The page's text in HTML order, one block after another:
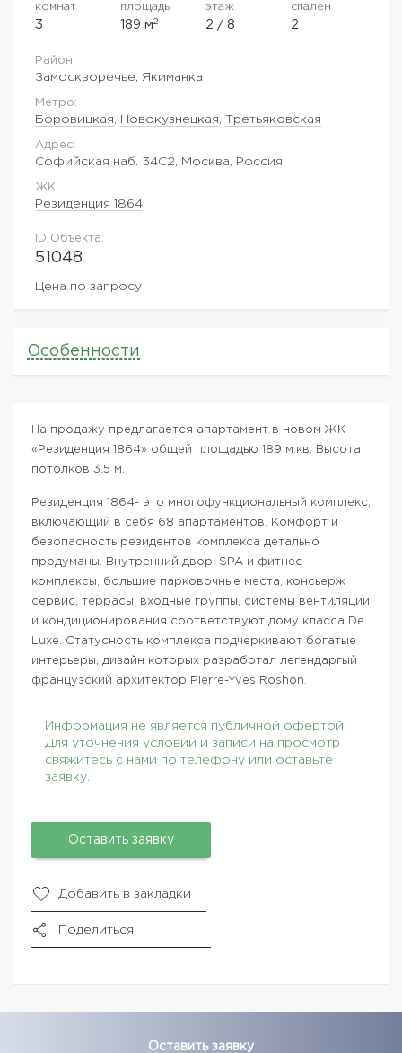
комнат
3
площадь
189 м2
этаж
2 / 8
спален
2
Район:
Замоскворечье, Якиманка
Метро:
Боровицкая Новокузнецкая Третьяковская
Адрес:
Софийская наб. 34С2, Москва, Россия
ЖK:
Резиденция 1864
ID Объекта:
51048
Цена по запросу
Особенности
На продажу предлагается апартамент в новом ЖК
«Резиденция 1864» общей площадью 189 м.кв. Высота
потолков 3,5 м.
Резиденция 1864- это многофункциональный комплекс,
включающий в себя 68 апартаментов. Комфорт и
безопасность резидентов комплекса детально
продуманы. Внутренний двор, SPA и фитнес
комплексы, большие парковочные места, консьерж
сервис, террасы, входные группы, системы вентиляции
и кондиционирования соответствуют дому класса De
Luxe. Статусность комплекса подчеркивают богатые
интерьеры, дизайн которых разработал легендаргый
французский архитектор Pierre-Yves Roshon.
Информация не является публичной офертой.
Для уточнения условий и записи на просмотр
свяжитесь с нами по телефону или оставьте
заявку.
Оставить заявку
Добавить в закладки
Поделиться
Оставить заявку